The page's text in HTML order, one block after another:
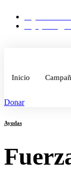
contenido
Inicio
Donar
Ayudas